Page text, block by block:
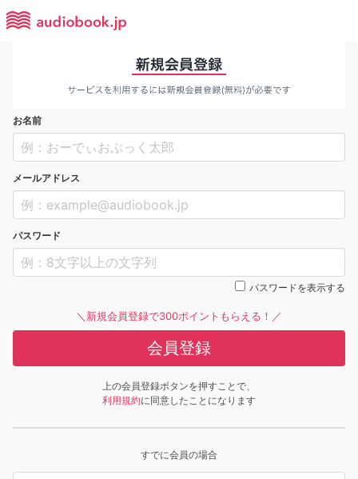
お名前
メールアドレス
パスワード
パスワードを表示する
＼新規会員登録で300ポイントもらえる！／
会員登録
上の会員登録ボタンを押すことで、
利用規約に同意したことになります
すでに会員の場合